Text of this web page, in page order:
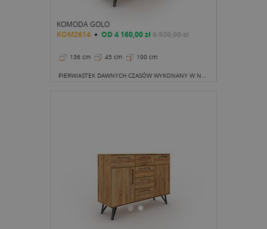
KOMODA GOLO
KOM2614 OD 4 160,00 zł6 920,00 zł
136 cm 45 cm 100 cm
PIERWIASTEK DAWNYCH CZASÓW WYKONANY W NOWOCZESNEJ TECHNOLOGII